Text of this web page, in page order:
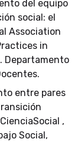
del equipo
social: el
Association
in
Departamento
entre pares
,
Social,